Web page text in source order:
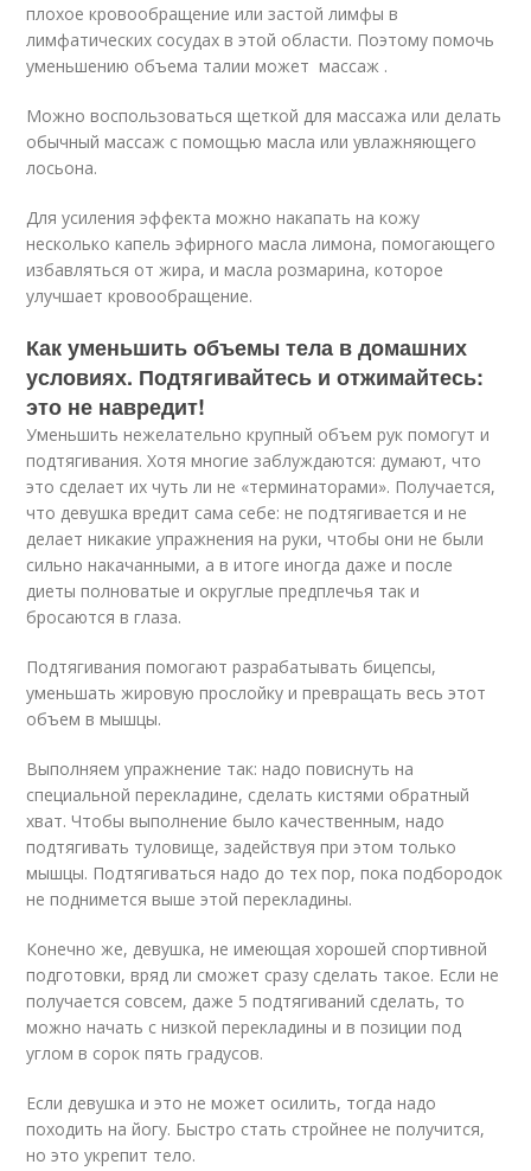
плохое кровообращение или застой лимфы в
лимфатических сосудах в этой области. Поэтому помочь
уменьшению объема талии может массаж .
Можно воспользоваться щеткой для массажа или делать
обычный массаж с помощью масла или увлажняющего
лосьона.
Для усиления эффекта можно накапать на кожу
несколько капель эфирного масла лимона, помогающего
избавляться от жира, и масла розмарина, которое
улучшает кровообращение.
Как уменьшить объемы тела в домашних
условиях. Подтягивайтесь и отжимайтесь:
это не навредит!
Уменьшить нежелательно крупный объем рук помогут и
подтягивания. Хотя многие заблуждаются: думают, что
это сделает их чуть ли не «терминаторами». Получается,
что девушка вредит сама себе: не подтягивается и не
делает никакие упражнения на руки, чтобы они не были
сильно накачанными, а в итоге иногда даже и после
диеты полноватые и округлые предплечья так и
бросаются в глаза.
Подтягивания помогают разрабатывать бицепсы,
уменьшать жировую прослойку и превращать весь этот
объем в мышцы.
Выполняем упражнение так: надо повиснуть на
специальной перекладине, сделать кистями обратный
хват. Чтобы выполнение было качественным, надо
подтягивать туловище, задействуя при этом только
мышцы. Подтягиваться надо до тех пор, пока подбородок
не поднимется выше этой перекладины.
Конечно же, девушка, не имеющая хорошей спортивной
подготовки, вряд ли сможет сразу сделать такое. Если не
получается совсем, даже 5 подтягиваний сделать, то
можно начать с низкой перекладины и в позиции под
углом в сорок пять градусов.
Если девушка и это не может осилить, тогда надо
походить на йогу. Быстро стать стройнее не получится,
но это укрепит тело.